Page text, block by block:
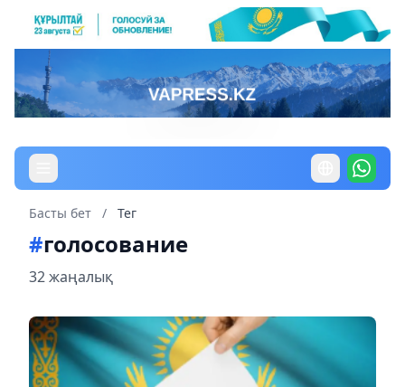
Басты бет / Тег
#голосование
32 жаңалық